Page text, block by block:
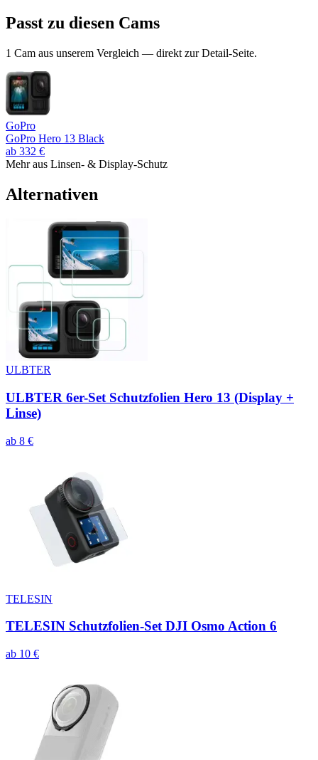
Passt zu diesen Cams
1 Cam aus unserem Vergleich — direkt zur Detail-Seite.
GoPro
GoPro Hero 13 Black
ab 332 €
Mehr aus Linsen- & Display-Schutz
Alternativen
ULBTER
ULBTER 6er-Set Schutzfolien Hero 13 (Display +
Linse)
ab 8 €
TELESIN
TELESIN Schutzfolien-Set DJI Osmo Action 6
ab 10 €